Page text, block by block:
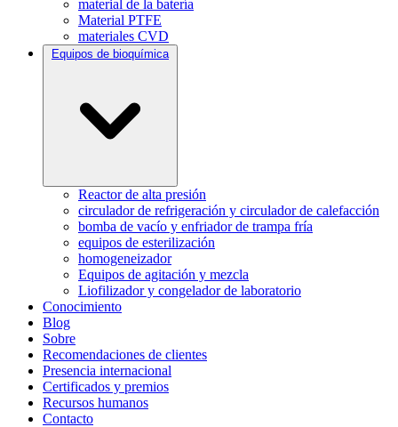
material de la batería
Material PTFE
materiales CVD
Equipos de bioquímica
Reactor de alta presión
circulador de refrigeración y circulador de calefacción
bomba de vacío y enfriador de trampa fría
equipos de esterilización
homogeneizador
Equipos de agitación y mezcla
Liofilizador y congelador de laboratorio
Conocimiento
Blog
Sobre
Recomendaciones de clientes
Presencia internacional
Certificados y premios
Recursos humanos
Contacto